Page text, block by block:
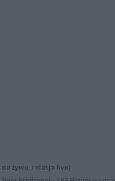
żywo, relacja live)